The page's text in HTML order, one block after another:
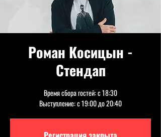
Роман Косицын -
Стендап
Время сбора гостей: с 18:30
Выступление: с 19:00 до 20:40